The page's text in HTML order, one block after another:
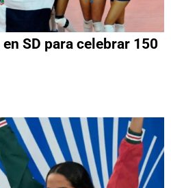
SD para celebrar 150